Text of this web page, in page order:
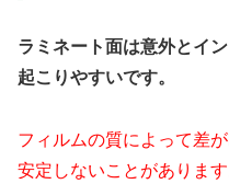
ラミネート面は意外とイ
起こりやすいです。
フィルムの質によって差
安定しないことがあります